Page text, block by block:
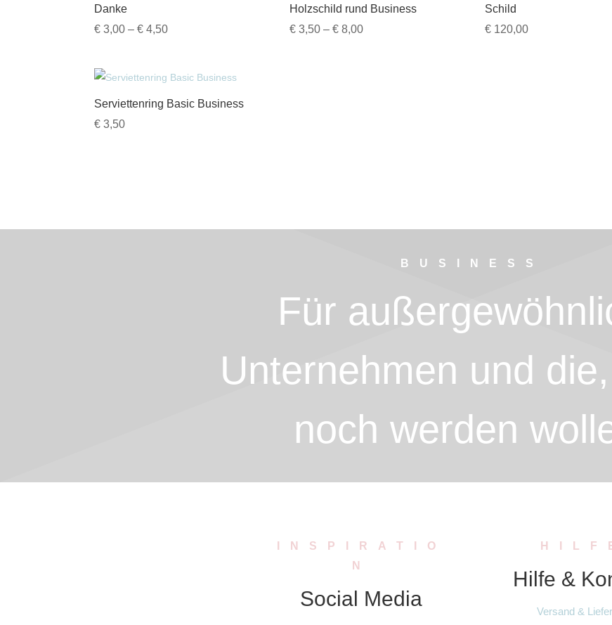
Danke
€ 3,00 –€ 4,50Preisspanne:
€ 4,50
Holzschild rund Business
€ 3,50 –€ 8,00Preisspanne:
Schild
€ 120,00
Serviettenring Basic Business
€ 3,50
BUSINESS
Für
Unternehmen und
noch werden
INSPIRATIO
N
Social Media
Hilfe &
Versand &